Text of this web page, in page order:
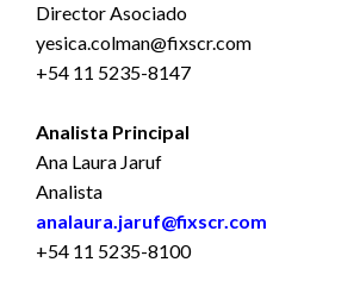
Director Asociado
yesica.colman@fixscr.com
+54 11 5235-8147
Analista Principal
Ana Laura Jaruf
Analista
analaura.jaruf@fixscr.com
+54 11 5235-8100